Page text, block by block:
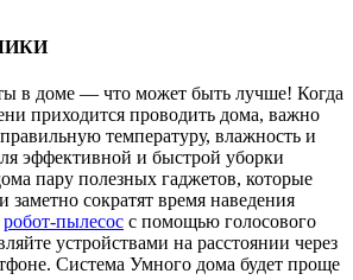
в доме — что может быть лучше! Когда
приходится проводить дома, важно
температуру, влажность и
эффективной и быстрой уборки
пару полезных гаджетов, которые
заметно сократят время наведения
робот-пылесос с помощью голосового
устройствами на расстоянии через
Система Умного дома будет проще